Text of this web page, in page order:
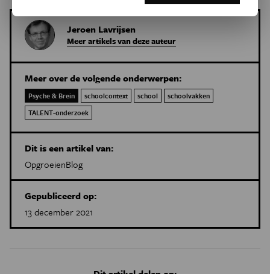
Jeroen Lavrijsen
Meer artikels van deze auteur
Meer over de volgende onderwerpen:
Psyche & Brein schoolcontext school
schoolvakken
TALENT-onderzoek
Dit is een artikel van:
OpgroeienBlog
Gepubliceerd op:
13 december 2021